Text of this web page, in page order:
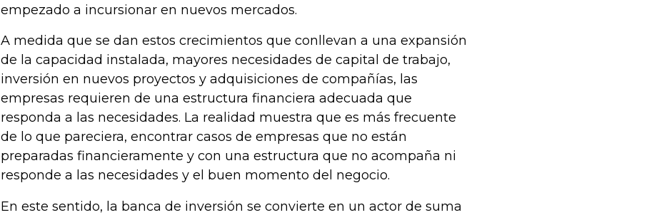
empezado a incursionar en nuevos mercados.
A medida que se dan estos crecimientos que conllevan a una expansión
de la capacidad instalada, mayores necesidades de capital de trabajo,
inversión en nuevos proyectos y adquisiciones de compañías, las
empresas requieren de una estructura financiera adecuada que
responda a las necesidades. La realidad muestra que es más frecuente
de lo que pareciera, encontrar casos de empresas que no están
preparadas financieramente y con una estructura que no acompaña ni
responde a las necesidades y el buen momento del negocio.
En este sentido, la banca de inversión se convierte en un actor de suma